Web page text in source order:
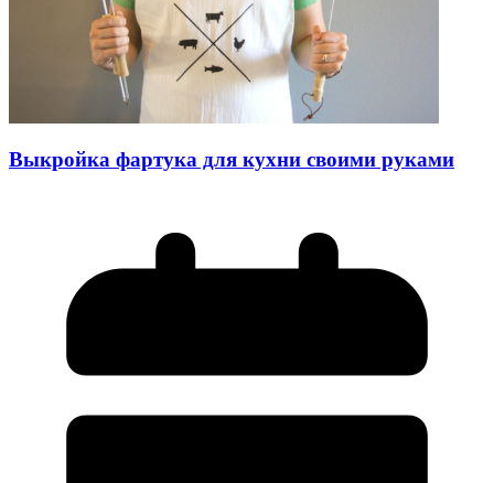
Выкройка фартука для кухни своими руками